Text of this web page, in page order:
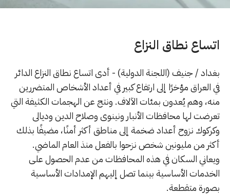
اتساع نطاق النزاع
بغداد / جنيف (اللجنة الدولية) - أدى اتساع نطاق النزاع الدائر
في العراق مؤخرًا إلى ارتفاع كبير في أعداد الأشخاص المتضررين
منه، وهم يُعدون بمئات الآلاف. ونتج عن الهجمات الكثيفة التي
تعرضت لها محافظات الأنبار ونينوى وصلاح الدين وديالى
وكركوك نزوح أعداد ضخمة إلى مناطق أكثر أمنًا، مضيفًا بذلك
أكثر من مليونين شخص نزحوا بالفعل منذ العام الماضي.
ويعاني السكان في هذه المحافظات من عدم الحصول على
الخدمات الأساسية بينما تصل إليهم الإمدادات الأساسية
بصورة متقطعة.